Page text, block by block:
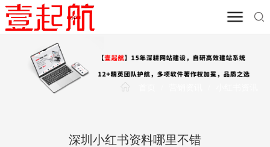
深圳小红书资料哪里不错